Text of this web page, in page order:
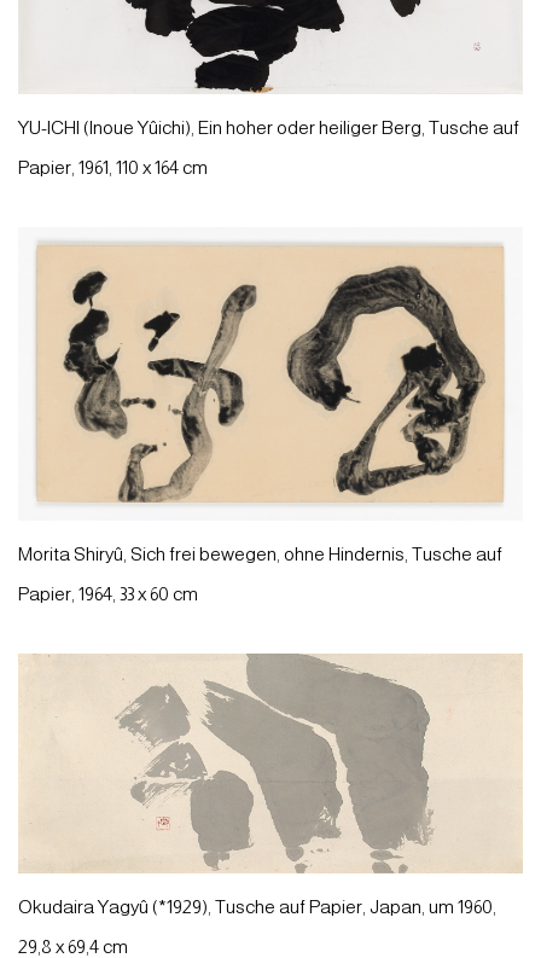
YU-ICHI (Inoue Yûichi), Ein hoher oder heiliger Berg, Tusche auf
Papier, 1961, 110 x 164 cm
Morita Shiryû, Sich frei bewegen, ohne Hindernis, Tusche auf
Papier, 1964, 33 x 60 cm
Okudaira Yagyû (*1929), Tusche auf Papier, Japan, um 1960,
29,8 x 69,4 cm